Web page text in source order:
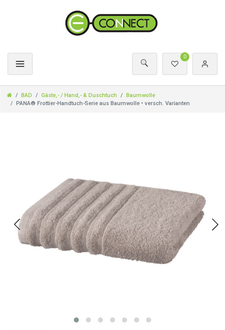
0
BAD Gäste,- / Hand,- & Duschtuch
Baumwolle
PANA® Frottier-Handtuch-Serie aus Baumwolle • versch. Varianten